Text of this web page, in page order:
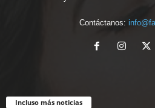
Contáctanos:
Incluso más noticias